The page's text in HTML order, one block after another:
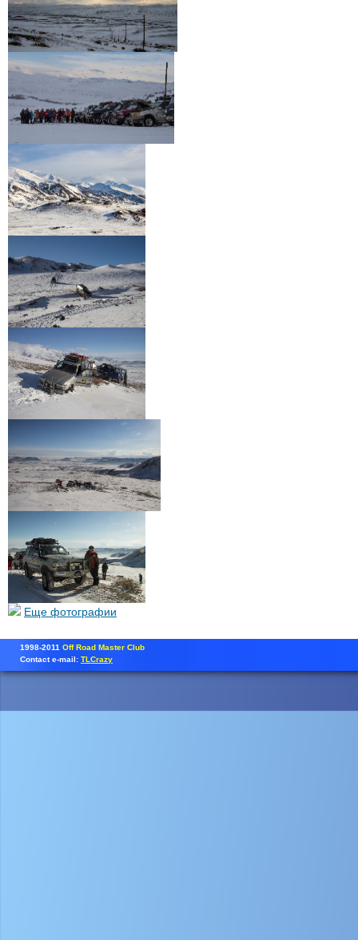
Еще фотографии
1998-2011 Off Road Master Club
Contact e-mail: TLCrazy